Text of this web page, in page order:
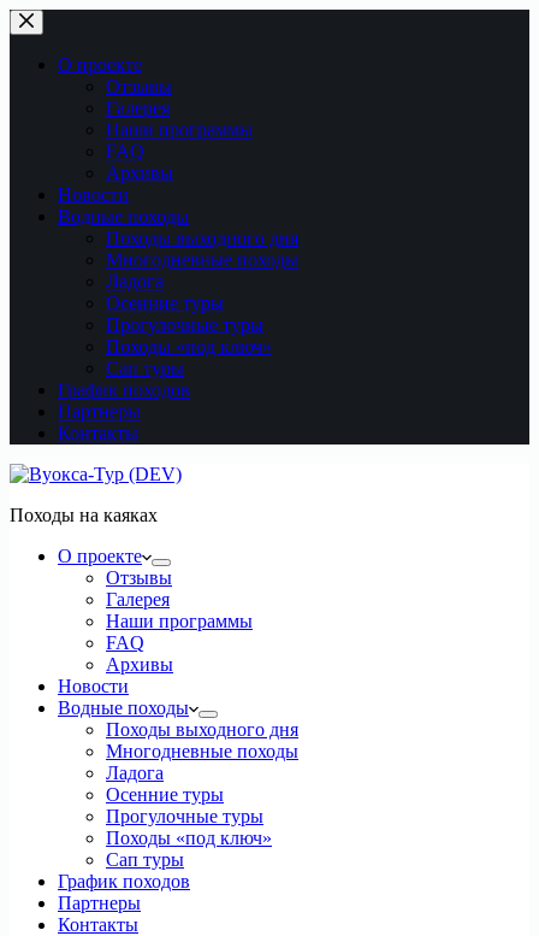
Перейти
к
сути
О проекте
Отзывы
Галерея
Наши программы
FAQ
Архивы
Новости
Водные походы
Походы выходного дня
Многодневные походы
Ладога
Осенние туры
Прогулочные туры
Походы «под ключ»
Сап туры
График походов
Партнеры
Контакты
Походы на каяках
О проекте
Отзывы
Галерея
Наши программы
FAQ
Архивы
Новости
Водные походы
Походы выходного дня
Многодневные походы
Ладога
Осенние туры
Прогулочные туры
Походы «под ключ»
Сап туры
График походов
Партнеры
Контакты